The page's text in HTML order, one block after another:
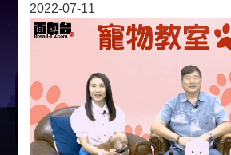
2022-07-11